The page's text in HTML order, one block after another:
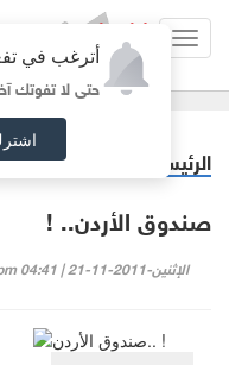
أترغب في
حتى لا تفوتك
الرئيسية مقالات مختارة
صندوق الأردن.. !
الإثنين-2011-11-21 | 04:41 pm